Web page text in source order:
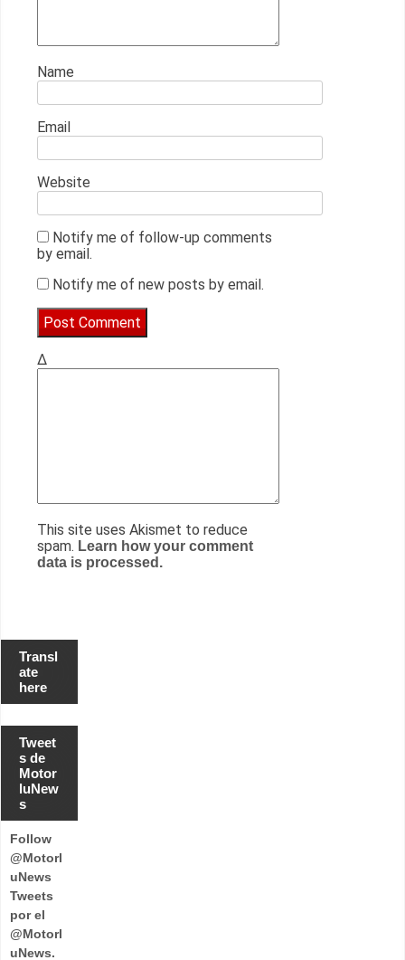
Name
Email
Website
Notify me of follow-up comments
by email.
Notify me of new posts by email.
Δ
This site uses Akismet to reduce
spam. Learn how your comment
data is processed.
Transl
ate
here
Tweet
s de
Motor
luNew
s
Follow
@Motorl
uNews
Tweets
por el
@Motorl
uNews.